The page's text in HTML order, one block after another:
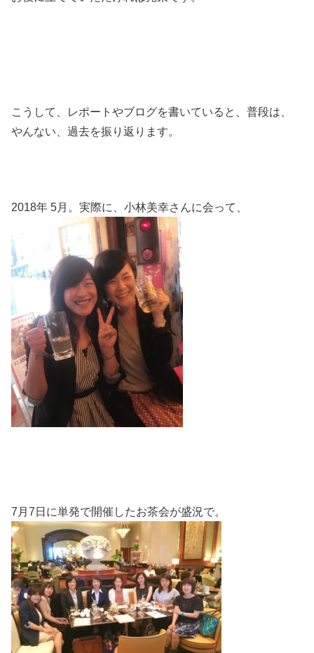
こうして、レポートやブログを書いていると、普段は、
やんない、過去を振り返ります。
2018年 5月。実際に、小林美幸さんに会って、
7月7日に単発で開催したお茶会が盛況で。